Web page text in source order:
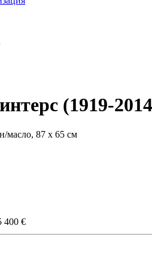
(1919-
масло, 87 х 65 см
400 €